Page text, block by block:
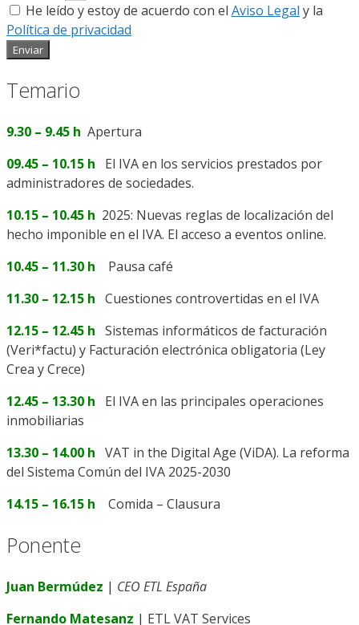
He leído y estoy de acuerdo con el Aviso Legal y la
Política de privacidad
Enviar
Temario
9.30 – 9.45 h Apertura
09.45 – 10.15 h
El IVA en los servicios prestados por
administradores de sociedades.
10.15 – 10.45 h 2025: Nuevas reglas de localización del
hecho imponible en el IVA. El acceso a eventos online.
10.45 – 11.30 h Pausa café
11.30 – 12.15 h Cuestiones controvertidas en el IVA
12.15 – 12.45 h Sistemas informáticos de facturación
(Veri*factu) y Facturación electrónica obligatoria (Ley
Crea y Crece)
12.45 – 13.30 h
El IVA en las principales operaciones
inmobiliarias
13.30 – 14.00 h VAT in the Digital Age (ViDA). La reforma
del Sistema Común del IVA 2025-2030
14.15 – 16.15 h
Comida – Clausura
Ponente
Juan Bermúdez | CEO ETL España
Fernando Matesanz | ETL VAT Services